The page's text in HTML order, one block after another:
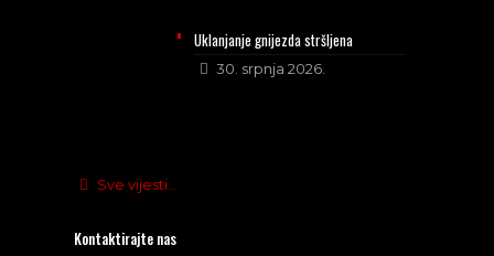
Uklanjanje gnijezda stršljena
30. srpnja 2026.
Sve vijesti...
Kontaktirajte nas